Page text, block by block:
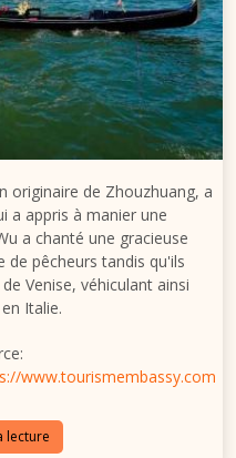
originaire de Zhouzhuang, a
a appris à manier une
a chanté une gracieuse
pêcheurs tandis qu'ils
Venise, véhiculant ainsi
Italie.
www.tourismembassy.com
lecture